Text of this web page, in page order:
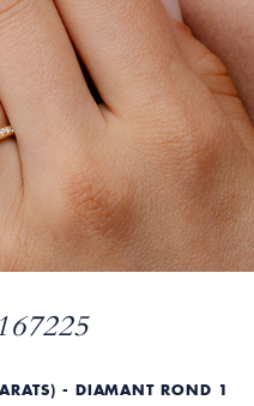
- DIAMANT ROND 1